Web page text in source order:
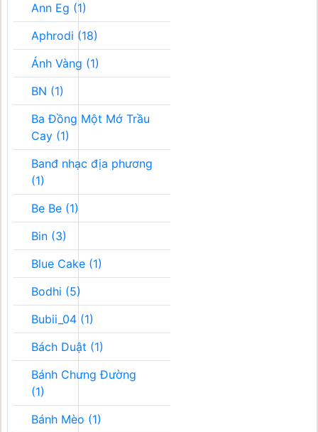
Ann Eg (1)
Aphrodi (18)
Ánh Vàng (1)
BN (1)
Ba Đồng Một Mớ Trầu
Cay (1)
Banđ nhạc địa phương
(1)
Be Be (1)
Bin (3)
Blue Cake (1)
Bodhi (5)
Bubii_04 (1)
Bách Duật (1)
Bánh Chưng Đường
(1)
Bánh Mèo (1)